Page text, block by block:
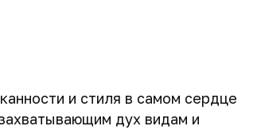
и стиля в самом сердце
дух видам и